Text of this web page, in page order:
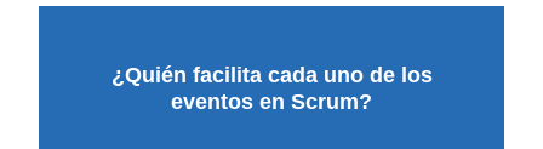
¿Quién facilita cada uno de los
eventos en Scrum?